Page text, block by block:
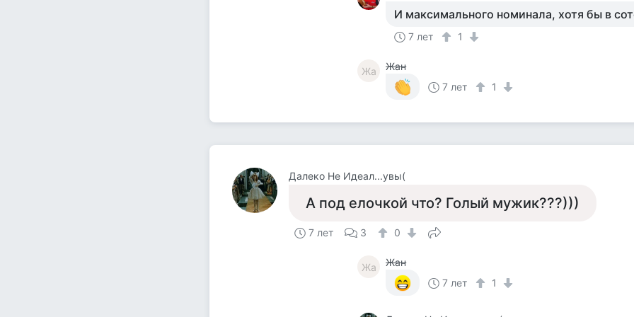
И максимального номинала, хотя бы в
7 лет 1
Жа
Жан
7 лет
1
Далеко Не Идеал...увы(
А под елочкой что? Голый мужик???)))
7 лет 3 0
Жа
Жан
7 лет
1